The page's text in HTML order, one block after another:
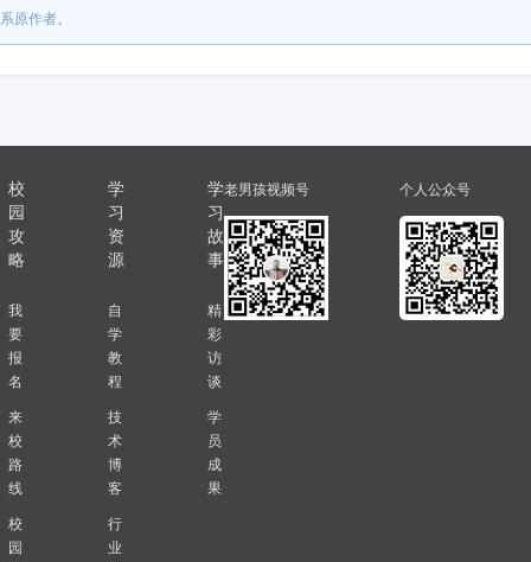
原作者。
校
园
攻
略
我
要
报
名
来
校
路
线
校
园
学
习
资
源
自
学
教
程
技
术
博
客
行
业
学
习
故
事
精
彩
访
谈
学
员
成
果
老男孩视频号 个人公众号